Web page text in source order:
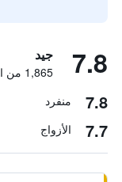
7.8 جيد
1,865 من التقييمات تم التحقق منها
7.8 منفرد
7.7 الأزواج